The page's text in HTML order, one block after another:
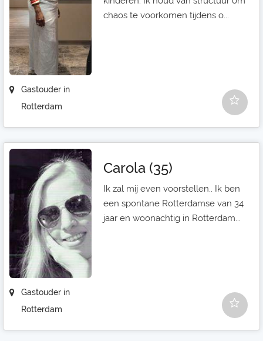
Gastouder in
Rotterdam
chaos te voorkomen tijdens o...
Gastouder in
Rotterdam
Carola (35)
Ik zal mij even voorstellen.. Ik ben
een spontane Rotterdamse van 34
jaar en woonachtig in Rotterdam...